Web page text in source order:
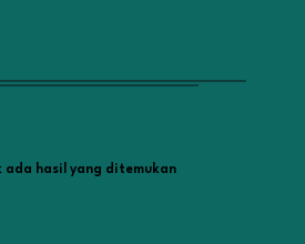
ada hasil yang ditemukan